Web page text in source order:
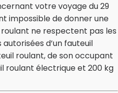
votre voyage du 29
impossible de donner une
ne respectent pas les
d’un fauteuil
roulant, de son occupant
roulant électrique et 200 kg